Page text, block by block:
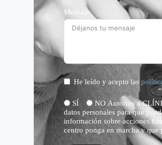
Mensaje
He leído y acepto las
SÍ
NO Autorizo a
datos personales para que
información sobre acciones
centro ponga en marcha y que